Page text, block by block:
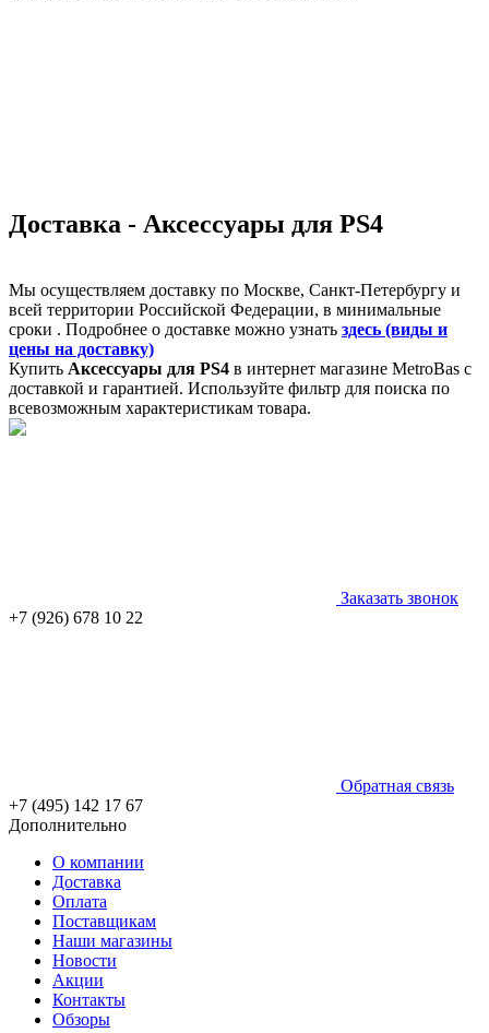
Доставка - Аксессуары для PS4
Мы осуществляем доставку по Москве, Санкт-Петербургу и
всей территории Российской Федерации, в минимальные
сроки . Подробнее о доставке можно узнать здесь (виды и
цены на доставку)
Купить Аксессуары для PS4 в интернет магазине MetroBas с
доставкой и гарантией. Используйте фильтр для поиска по
всевозможным характеристикам товара.
Заказать звонок
+7 (926) 678 10 22
Обратная связь
+7 (495) 142 17 67
Дополнительно
О компании
Доставка
Оплата
Поставщикам
Наши магазины
Новости
Акции
Контакты
Обзоры